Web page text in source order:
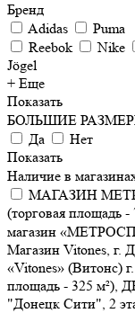
Бренд
Adidas
Puma
Reebok
Nike
Jögel
+ Еще
Показать
БОЛЬШИЕ
Да
Нет
Показать
Наличие в
МАГАЗИН
(торговая площадь
магазин
Магазин Vitones, г.
«Vitones» (Витонс)
площадь - 325 м²),
"Донецк Сити", 2